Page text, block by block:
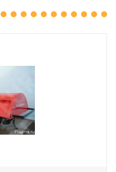
6 7 8 9 10 11 12 13 14 15 16